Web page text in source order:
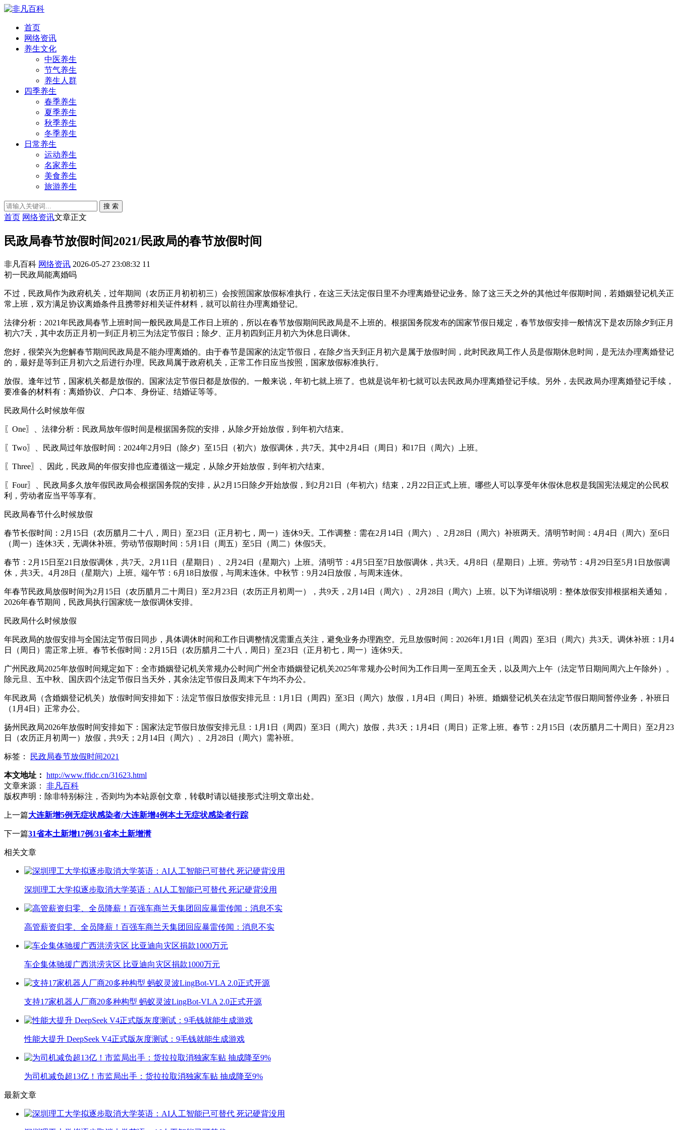
首页
网络资讯
养生文化
中医养生
节气养生
养生人群
四季养生
春季养生
夏季养生
秋季养生
冬季养生
日常养生
运动养生
名家养生
美食养生
旅游养生
搜 索
首页 网络资讯文章正文
民政局春节放假时间2021/民政局的春节放假时间
非凡百科 网络资讯 2026-05-27 23:08:32 11
初一民政局能离婚吗
不过，民政局作为政府机关，过年期间（农历正月初初初三）会按照国家放假标准执行，在这三天法定假日里不办理离婚登记业务。除了这三天之外的其他过年假期时间，若婚姻登记机关正
常上班，双方满足协议离婚条件且携带好相关证件材料，就可以前往办理离婚登记。
法律分析：2021年民政局春节上班时间一般民政局是工作日上班的，所以在春节放假期间民政局是不上班的。根据国务院发布的国家节假日规定，春节放假安排一般情况下是农历除夕到正月
初六7天，其中农历正月初一到正月初三为法定节假日；除夕、正月初四到正月初六为休息日调休。
您好，很荣兴为您解春节期间民政局是不能办理离婚的。由于春节是国家的法定节假日，在除夕当天到正月初六是属于放假时间，此时民政局工作人员是假期休息时间，是无法办理离婚登记
的，最好是等到正月初六之后进行办理。民政局属于政府机关，正常工作日应当按照，国家放假标准执行。
放假。逢年过节，国家机关都是放假的。国家法定节假日都是放假的。一般来说，年初七就上班了。也就是说年初七就可以去民政局办理离婚登记手续。另外，去民政局办理离婚登记手续，
要准备的材料有：离婚协议、户口本、身份证、结婚证等等。
民政局什么时候放年假
〖One〗、法律分析：民政局放年假时间是根据国务院的安排，从除夕开始放假，到年初六结束。
〖Two〗、民政局过年放假时间：2024年2月9日（除夕）至15日（初六）放假调休，共7天。其中2月4日（周日）和17日（周六）上班。
〖Three〗、因此，民政局的年假安排也应遵循这一规定，从除夕开始放假，到年初六结束。
〖Four〗、民政局多久放年假民政局会根据国务院的安排，从2月15日除夕开始放假，到2月21日（年初六）结束，2月22日正式上班。哪些人可以享受年休假休息权是我国宪法规定的公民权
利，劳动者应当平等享有。
民政局春节什么时候放假
春节长假时间：2月15日（农历腊月二十八，周日）至23日（正月初七，周一）连休9天。工作调整：需在2月14日（周六）、2月28日（周六）补班两天。清明节时间：4月4日（周六）至6日
（周一）连休3天，无调休补班。劳动节假期时间：5月1日（周五）至5日（周二）休假5天。
春节：2月15日至21日放假调休，共7天。2月11日（星期日）、2月24日（星期六）上班。清明节：4月5日至7日放假调休，共3天。4月8日（星期日）上班。劳动节：4月29日至5月1日放假调
休，共3天。4月28日（星期六）上班。端午节：6月18日放假，与周末连休。中秋节：9月24日放假，与周末连休。
年春节民政局放假时间为2月15日（农历腊月二十周日）至2月23日（农历正月初周一），共9天，2月14日（周六）、2月28日（周六）上班。以下为详细说明：整体放假安排根据相关通知，
2026年春节期间，民政局执行国家统一放假调休安排。
民政局什么时候放假
年民政局的放假安排与全国法定节假日同步，具体调休时间和工作日调整情况需重点关注，避免业务办理跑空。元旦放假时间：2026年1月1日（周四）至3日（周六）共3天。调休补班：1月4
日（周日）需正常上班。春节长假时间：2月15日（农历腊月二十八，周日）至23日（正月初七，周一）连休9天。
广州民政局2025年放假时间规定如下：全市婚姻登记机关常规办公时间广州全市婚姻登记机关2025年常规办公时间为工作日周一至周五全天，以及周六上午（法定节日期间周六上午除外）。
除元旦、五中秋、国庆四个法定节假日当天外，其余法定节假日及周末下午均不办公。
年民政局（含婚姻登记机关）放假时间安排如下：法定节假日放假安排元旦：1月1日（周四）至3日（周六）放假，1月4日（周日）补班。婚姻登记机关在法定节假日期间暂停业务，补班日
（1月4日）正常办公。
扬州民政局2026年放假时间安排如下：国家法定节假日放假安排元旦：1月1日（周四）至3日（周六）放假，共3天；1月4日（周日）正常上班。春节：2月15日（农历腊月二十周日）至2月23
日（农历正月初周一）放假，共9天；2月14日（周六）、2月28日（周六）需补班。
标签： 民政局春节放假时间2021
本文地址： http://www.ffidc.cn/31623.html
文章来源：
非凡百科
版权声明： 除非特别标注，否则均为本站原创文章，转载时请以链接形式注明文章出处。
上一篇大连新增5例无症状感染者/大连新增4例本土无症状感染者行踪
下一篇31省本土新增17例/31省本土新增潸
相关文章
深圳理工大学拟逐步取消大学英语：AI人工智能已可替代 死记硬背没用
高管薪资归零、全员降薪！百强车商兰天集团回应暴雷传闻：消息不实
车企集体驰援广西洪涝灾区 比亚迪向灾区捐款1000万元
支持17家机器人厂商20多种构型 蚂蚁灵波LingBot-VLA 2.0正式开源
性能大提升 DeepSeek V4正式版灰度测试：9毛钱就能生成游戏
为司机减负超13亿！市监局出手：货拉拉取消独家车贴 抽成降至9%
最新文章